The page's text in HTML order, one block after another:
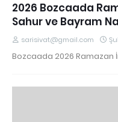
2026 Bozcaada
Sahur ve Bayram
sarisivat@gmail.com
Bozcaada 2026 Ramazan